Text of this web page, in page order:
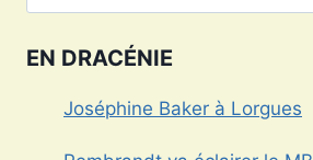
EN DRACÉNIE
Joséphine Baker à Lorgues